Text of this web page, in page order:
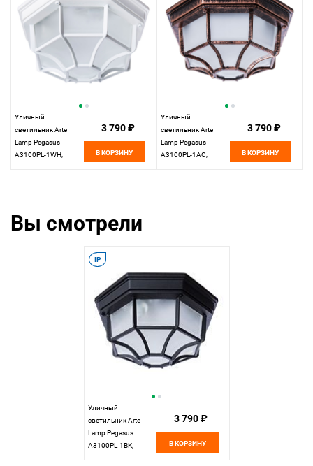
Уличный
светильник Arte
Lamp Pegasus
A3100PL-1WH,
3 790 ₽
В КОРЗИНУ
Уличный
светильник Arte
Lamp Pegasus
A3100PL-1AC,
3 790 ₽
В КОРЗИНУ
Вы смотрели
IP
Уличный
светильник Arte
Lamp Pegasus
A3100PL-1BK,
3 790 ₽
В КОРЗИНУ